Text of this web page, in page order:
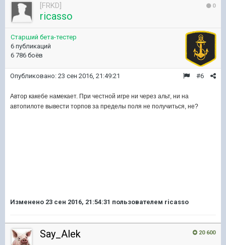
0
[FRKD]
ricasso
Старший бета-тестер
6 публикаций
6 786 боёв
#6
Опубликовано: 23 сен 2016, 21:49:21
Автор какебе намекает. При честной игре ни через альт, ни на
автопилоте вывести торпов за пределы поля не получиться, не?
Изменено 23 сен 2016, 21:54:31 пользователем ricasso
20 600
Say_Alek